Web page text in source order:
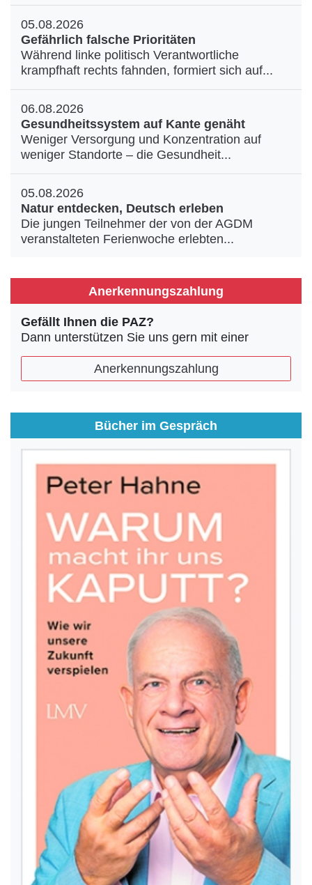
05.08.2026
Gefährlich falsche Prioritäten
Während linke politisch Verantwortliche
krampfhaft rechts fahnden, formiert sich auf...
06.08.2026
Gesundheitssystem auf Kante genäht
Weniger Versorgung und Konzentration auf
weniger Standorte – die Gesundheit...
05.08.2026
Natur entdecken, Deutsch erleben
Die jungen Teilnehmer der von der AGDM
veranstalteten Ferienwoche erlebten...
Anerkennungszahlung
Gefällt Ihnen die PAZ?
Dann unterstützen Sie uns gern mit einer
Anerkennungszahlung
Bücher im Gespräch